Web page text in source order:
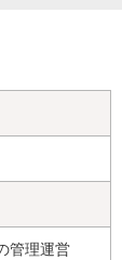
管理運営